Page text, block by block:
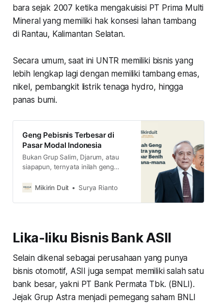
bara sejak 2007 ketika mengakuisisi PT Prima Multi
Mineral yang memiliki hak konsesi lahan tambang
di Rantau, Kalimantan Selatan.
Secara umum, saat ini UNTR memiliki bisnis yang
lebih lengkap lagi dengan memiliki tambang emas,
nikel, pembangkit listrik tenaga hydro, hingga
panas bumi.
Geng Pebisnis Terbesar di
Pasar Modal Indonesia
Bukan Grup Salim, Djarum, atau
siapapun, ternyata inilah geng
Indonesia. Kamu punya sahamnya
Mikirin Duit Surya Rianto
Lika-liku Bisnis Bank ASII
Selain dikenal sebagai perusahaan yang punya
bisnis otomotif, ASII juga sempat memiliki salah satu
bank besar, yakni PT Bank Permata Tbk. (BNLI).
Jejak Grup Astra menjadi pemegang saham BNLI